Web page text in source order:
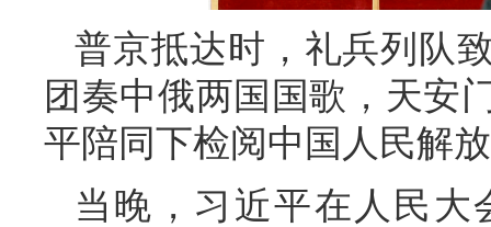
普京抵达时，礼兵列队
团奏中俄两国国歌，天安
平陪同下检阅中国人民解
当晚，习近平在人民